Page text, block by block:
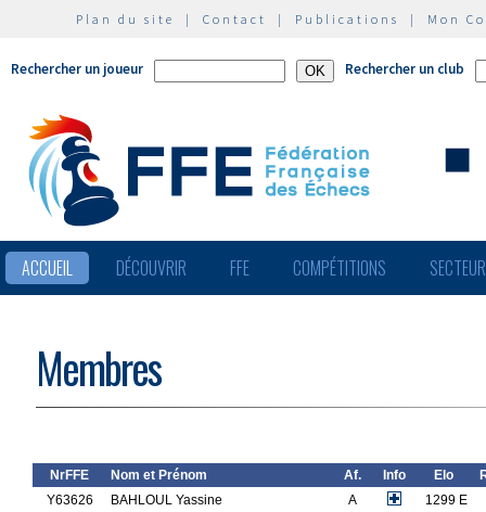
Plan du site | Contact | Publications | Mon
Rechercher un joueur Rechercher un club
ACCUEIL DÉCOUVRIR FFE COMPÉTITIONS
Membres
NrFFE Nom et Prénom Af. Info Elo
Y63626
BAHLOUL Yassine A
1299 E